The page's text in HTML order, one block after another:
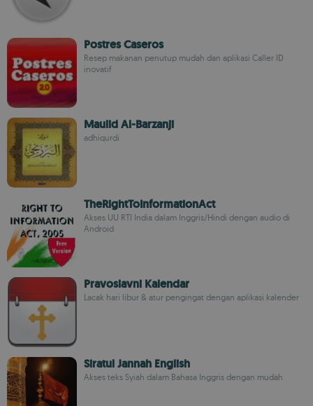
Postres Caseros
Resep makanan penutup mudah dan aplikasi Caller ID
inovatif
Maulid Al-Barzanji
adhiqurdi
TheRightToInformationAct
Akses UU RTI India dalam Inggris/Hindi dengan audio di
Android
Pravoslavni Kalendar
Lacak hari libur & atur pengingat dengan aplikasi kalender
Siratul Jannah English
Akses teks Syiah dalam Bahasa Inggris dengan mudah